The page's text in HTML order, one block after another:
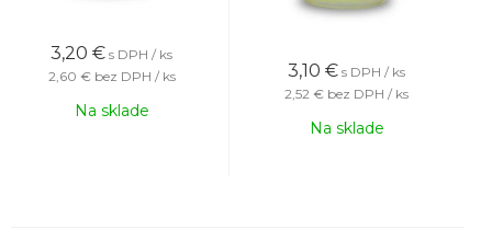
3,20 € s DPH / ks
2,60 € bez DPH / ks
Na sklade
3,10 € s DPH / ks
2,52 € bez DPH / ks
Na sklade